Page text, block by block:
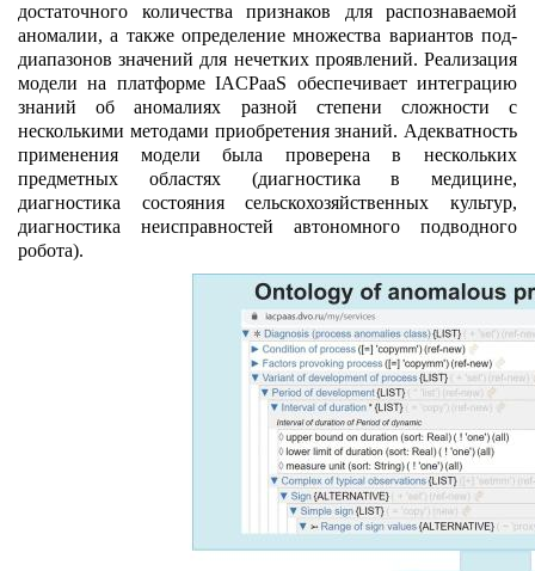
достаточного количества признаков для распознаваемой
аномалии, а также определение множества вариантов под-
диапазонов значений для нечетких проявлений. Реализация
модели на платформе IACPaaS обеспечивает интеграцию
знаний об аномалиях разной степени сложности с
несколькими методами приобретения знаний. Адекватность
применения модели была проверена в нескольких
предметных областях (диагностика в медицине,
диагностика состояния сельскохозяйственных культур,
диагностика неисправностей автономного подводного
робота).